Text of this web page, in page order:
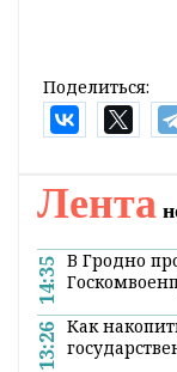
Поделиться:
Лента
14:35 В Гродно
13:26 Как